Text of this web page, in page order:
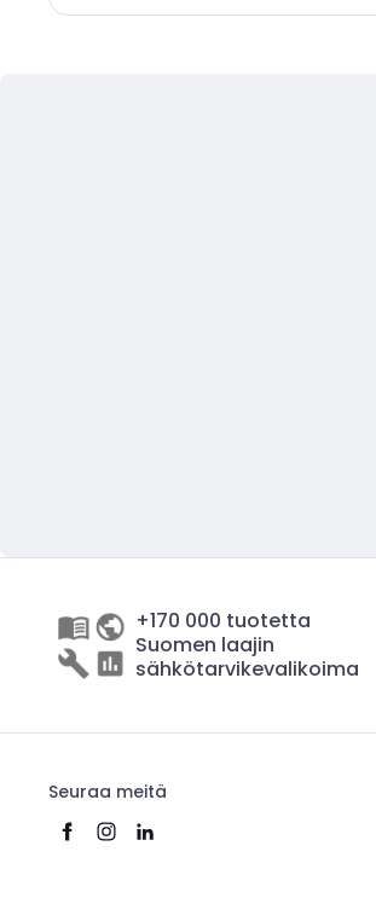
+170 000 tuotetta
Suomen laajin
sähkötarvikevalikoima
Seuraa meitä